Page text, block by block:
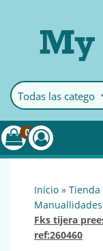
MyGoods
0
inicio » tienda
fks tijera preescolar autoapertura 11cm (1003855)
ref:260460